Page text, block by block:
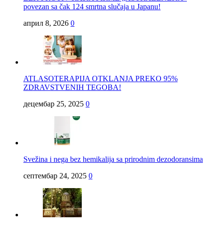
povezan sa čak 124 smrtna slučaja u Japanu!
април 8, 2026 0
ATLASOTERAPIJA OTKLANJA PREKO 95%
ZDRAVSTVENIH TEGOBA!
децембар 25, 2025 0
Svežina i nega bez hemikalija sa prirodnim dezodoransima
септембар 24, 2025 0